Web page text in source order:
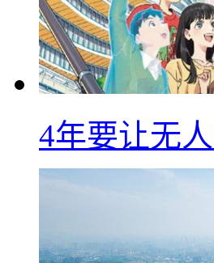
4年要让无